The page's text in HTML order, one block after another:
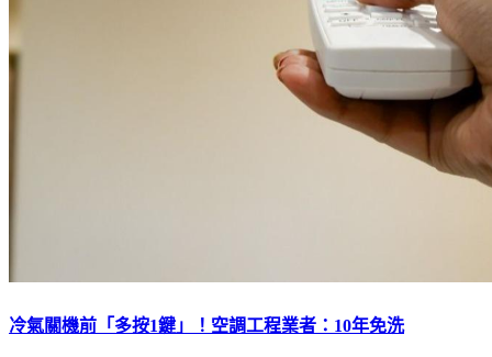
冷氣關機前「多按1鍵」！空調工程業者：10年免洗